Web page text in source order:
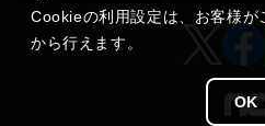
Cookieの利用設定は、お客様が
から行えます。
OK